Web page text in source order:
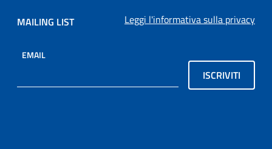
MAILING LIST Leggi l'informativa sulla privacy
EMAIL
ISCRIVITI